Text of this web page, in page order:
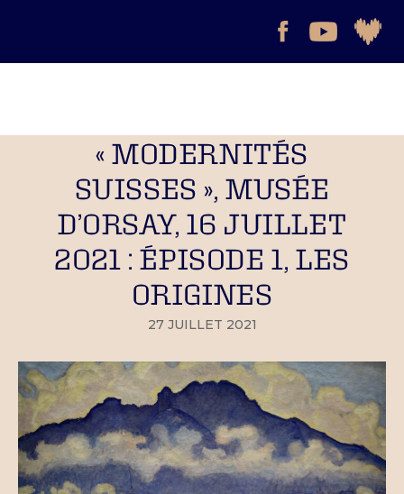
« MODERNITÉS
SUISSES », MUSÉE
D’ORSAY, 16 JUILLET
2021 : ÉPISODE 1, LES
ORIGINES
27 JUILLET 2021